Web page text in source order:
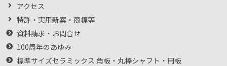
アクセス
特許・実用新案・商標等
資料請求・お問合せ
100周年のあゆみ
標準サイズセラミックス 角板・丸棒シャフト・円板